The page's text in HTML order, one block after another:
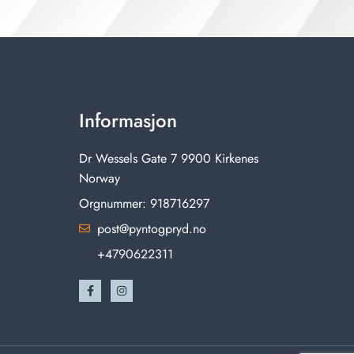
Informasjon
Dr Wessels Gate 7 9900 Kirkenes
Norway
Orgnummer: 918716297
post@pyntogpryd.no
+4790622311